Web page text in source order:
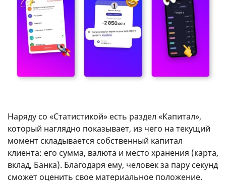
Наряду со «Статистикой» есть раздел «Капитал»,
который наглядно показывает, из чего на текущий
момент складывается собственный капитал
клиента: его сумма, валюта и место хранения (карта,
вклад, Банка). Благодаря ему, человек за пару секунд
сможет оценить свое материальное положение.